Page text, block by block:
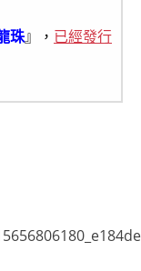
珠』， 已經發行